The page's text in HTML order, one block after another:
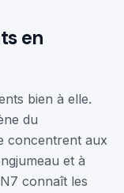
en
bien à elle.
du
concentrent aux
et à
connaît les